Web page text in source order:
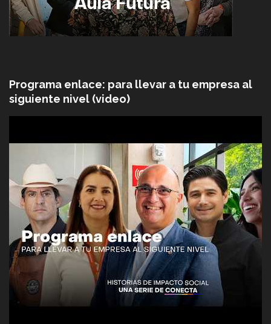
Programa enlace: para llevar a tu empresa al
siguiente nivel (video)